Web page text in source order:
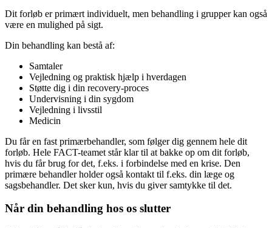
Dit forløb er primært individuelt, men behandling i grupper kan også
være en mulighed på sigt.
Din behandling kan bestå af:
Samtaler
Vejledning og praktisk hjælp i hverdagen
Støtte dig i din recovery-proces
Undervisning i din sygdom
Vejledning i livsstil
Medicin
Du får en fast primærbehandler, som følger dig gennem hele dit
forløb. Hele FACT-teamet står klar til at bakke op om dit forløb,
hvis du får brug for det, f.eks. i forbindelse med en krise. Den
primære behandler holder også kontakt til f.eks. din læge og
sagsbehandler. Det sker kun, hvis du giver samtykke til det.
Når din behandling hos os slutter